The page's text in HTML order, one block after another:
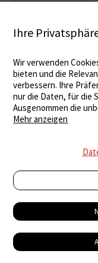
KI wird in der
Swissbau im
Ihre
Wir verwenden
bieten und die
verbessern. Ihre
nur die Daten, für die
Ausgenommen die
Mehr anzeigen